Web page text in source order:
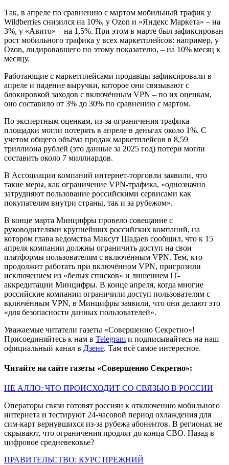
Так, в апреле по сравнению с мартом мобильный трафик у
Wildberries снизился на 10%, у Ozon и «Яндекс Маркета» – на
3%, у «Авито» – на 1,5%. При этом в марте был зафиксирован
рост мобильного трафика у всех маркетплейсов: например, у
Ozon, лидировавшего по этому показателю, – на 10% месяц к
месяцу.
Работающие с маркетплейсами продавцы зафиксировали в
апреле и падение выручки, которое они связывают с
блокировкой заходов с включённым VPN – по их оценкам,
оно составило от 3% до 30% по сравнению с мартом.
По экспертным оценкам, из-за ограничения трафика
площадки могли потерять в апреле в деньгах около 1%. С
учетом общего объёма продаж маркетплейсов в 8,59
триллиона рублей (это данные за 2025 год) потери могли
составить около 7 миллиардов.
В Ассоциации компаний интернет-торговли заявили, что
такие меры, как ограничение VPN-трафика, «однозначно
затрудняют пользование российскими сервисами как
покупателям внутри страны, так и за рубежом».
В конце марта Минцифры провело совещание с
руководителями крупнейших российских компаний, на
котором глава ведомства Максут Шадаев сообщил, что к 15
апреля компании должны ограничить доступ на свои
платформы пользователям с включённым VPN. Тем, кто
продолжит работать при включённом VPN, пригрозили
исключением из «белых списков» и лишением IT-
аккредитации Минцифры. В конце апреля, когда многие
российские компании ограничили доступ пользователям с
включённым VPN, в Минцифры заявили, что они делают это
«для безопасности данных пользователей».
Уважаемые читатели газеты «Совершенно Секретно»!
Присоединяйтесь к нам в Telegram и подписывайтесь на наш
официальный канал в Дзене. Там всё самое интересное.
Читайте на сайте газеты «Совершенно Секретно»:
НЕ АЛЛО: ЧТО ПРОИСХОДИТ СО СВЯЗЬЮ В РОССИИ
Операторы связи готовят россиян к отключению мобильного
интернета и тестируют 24-часовой период охлаждения для
сим-карт вернувшихся из-за рубежа абонентов. В регионах не
скрывают, что ограничения продлят до конца СВО. Назад в
цифровое средневековье?
ПРАВИТЕЛЬСТВО: КУРС ПРЕЖНИЙ